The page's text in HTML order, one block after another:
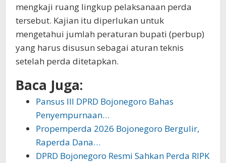
mengkaji ruang lingkup pelaksanaan perda
tersebut. Kajian itu diperlukan untuk
mengetahui jumlah peraturan bupati (perbup)
yang harus disusun sebagai aturan teknis
setelah perda ditetapkan.
Baca Juga:
Pansus III DPRD Bojonegoro Bahas
Penyempurnaan…
Propemperda 2026 Bojonegoro Bergulir,
Raperda Dana…
DPRD Bojonegoro Resmi Sahkan Perda RIPK